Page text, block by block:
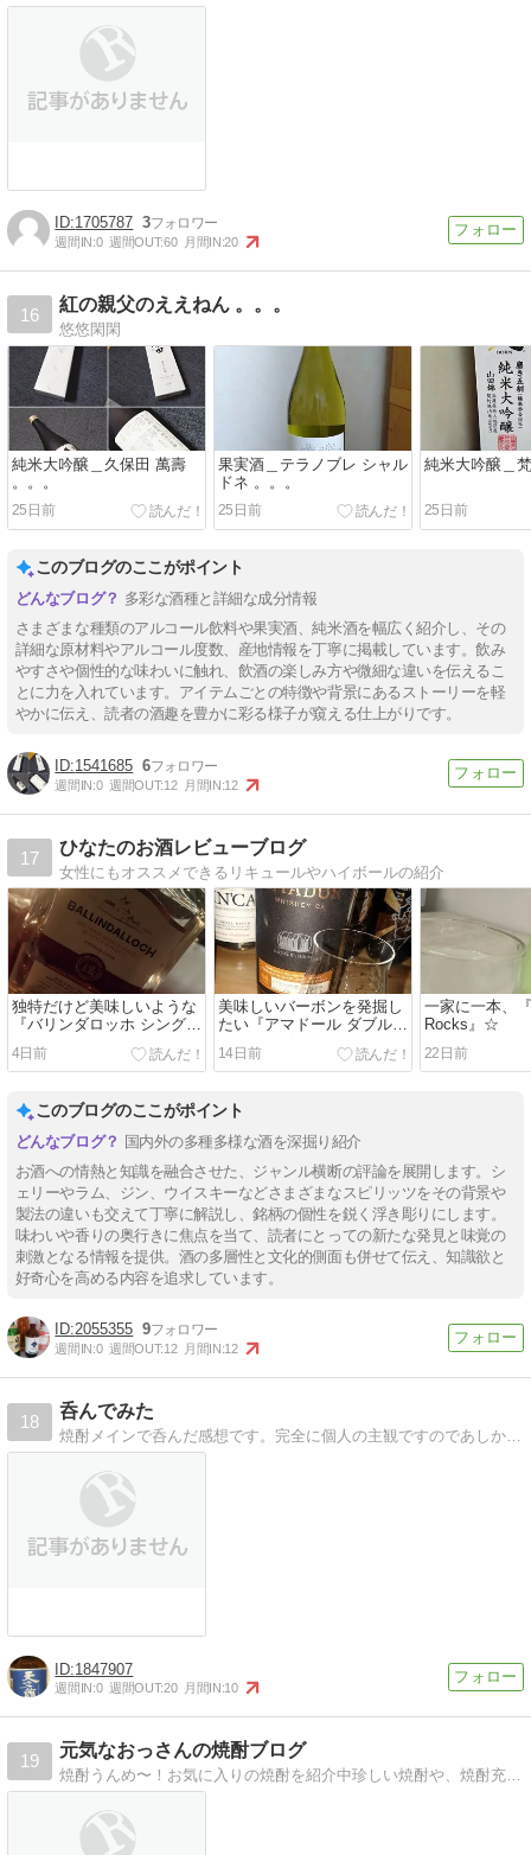
1705787 3
週間IN:0 週間OUT:60 月間IN:20
16
紅の親父のええねん 。。。
悠悠閑閑
純米大吟醸＿久保田 萬壽
。。。
25日前
果実酒＿テラノブレ シャル
ドネ 。。。
25日前
純米大吟醸＿
25日前
このブログのここがポイント
多彩な酒種と詳細な成分情報
さまざまな種類のアルコール飲料や果実酒、純米酒を幅広く紹介し、その
詳細な原材料やアルコール度数、産地情報を丁寧に掲載しています。飲み
やすさや個性的な味わいに触れ、飲酒の楽しみ方や微細な違いを伝えるこ
とに力を入れています。アイテムごとの特徴や背景にあるストーリーを軽
やかに伝え、読者の酒趣を豊かに彩る様子が窺える仕上がりです。
1541685 6
週間IN:0 週間OUT:12 月間IN:12
17
ひなたのお酒レビューブログ
女性にもオススメできるリキュールやハイボールの紹介
独特だけど美味しいような
『バリンダロッホ シングル
カスク オロロソシェリーカ
スク』！
4日前
美味しいバーボンを発掘し
たい『アマドール ダブルバ
レルバーボン シャルド
ネ』！
14日前
一家に一本、
Rocks』☆
22日前
このブログのここがポイント
国内外の多種多様な酒を深掘り紹介
お酒への情熱と知識を融合させた、ジャンル横断の評論を展開します。シ
ェリーやラム、ジン、ウイスキーなどさまざまなスピリッツをその背景や
製法の違いも交えて丁寧に解説し、銘柄の個性を鋭く浮き彫りにします。
味わいや香りの奥行きに焦点を当て、読者にとっての新たな発見と味覚の
刺激となる情報を提供。酒の多層性と文化的側面も併せて伝え、知識欲と
好奇心を高める内容を追求しています。
2055355 9
週間IN:0 週間OUT:12 月間IN:12
18
呑んでみた
焼酎メインで呑んだ感想です。完全に個人の主観ですのであしからず。
1847907
週間IN:0 週間OUT:20 月間IN:10
19
元気なおっさんの焼酎ブログ
焼酎うんめ〜！お気に入りの焼酎を紹介中珍しい焼酎や、焼酎充実の居酒屋/バーなどもご紹介。遊びにきて下さいね〜